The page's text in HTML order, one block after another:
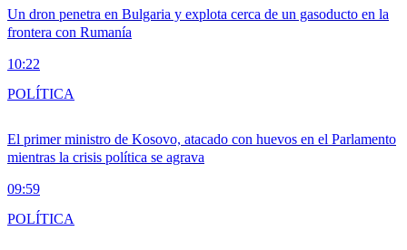
Un dron penetra en Bulgaria y explota cerca de un gasoducto en la
frontera con Rumanía
10:22
El primer ministro de Kosovo, atacado con huevos en el Parlamento
mientras la crisis política se agrava
09:59
POLÍTICA
POLÍTICA